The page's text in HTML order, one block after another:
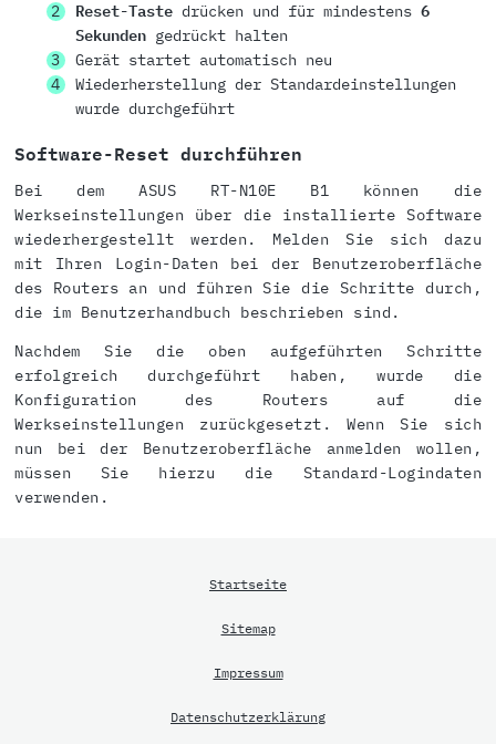
Reset-Tastedrücken und für mindestens 6
Sekunden gedrückt halten
Gerät startet automatisch neu
Wiederherstellung der Standardeinstellungen
wurde durchgeführt
Software-Reset durchführen
Bei dem ASUS RT-N10E B1 können die
Werkseinstellungen über die installierte Software
wiederhergestellt werden. Melden Sie sich dazu
mit Ihren Login-Daten bei der Benutzeroberfläche
des Routers an und führen Sie die Schritte durch,
die im Benutzerhandbuch beschrieben sind.
Nachdem Sie die oben aufgeführten Schritte
erfolgreich durchgeführt haben, wurde die
Konfiguration des Routers auf die
Werkseinstellungen zurückgesetzt. Wenn Sie sich
nun bei der Benutzeroberfläche anmelden wollen,
müssen Sie hierzu die Standard-Logindaten
verwenden.
Startseite
Sitemap
Impressum
Datenschutzerklärung